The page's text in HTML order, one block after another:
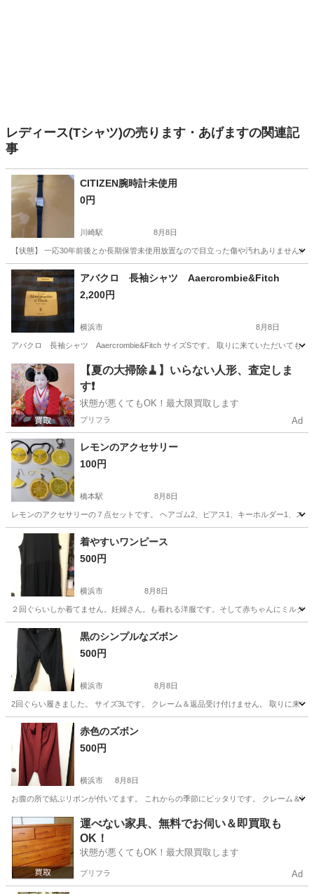
レディース(Tシャツ)の売ります・あげますの関連記
事
CITIZEN腕時計未使用
0円
川崎駅 8月8日
【状態】 一応30年前後とか長期保管未使用放置なので目立った傷や汚れありません
神奈川 川崎市 川崎駅 アクセサリー
アバクロ 長袖シャツ Aaercrombie&Fitch
2,200円
横浜市 8月8日
アバクロ 長袖シャツ Aaercrombie&Fitch サイズSです。 取りに来ていただいても、
神奈川 シャツ アバクロ
【夏の大掃除🧹】いらない人形、査定しま
す❗️
状態が悪くてもOK！最大限買取します
プリフラ Ad
レモンのアクセサリー
100円
橋本駅 8月8日
レモンのアクセサリーの７点セットです。 ヘアゴム2、ピアス1、キーホルダー1、ス
神奈川 相模原市 橋本駅 アクセサリー
着やすいワンピース
500円
横浜市 8月8日
２回ぐらいしか着てません。妊婦さん。も着れる洋服です。そして赤ちゃんにミルク
神奈川 横浜市 ワンピース ミルク
黒のシンプルなズボン
500円
横浜市 8月8日
2回ぐらい履きました。 サイズ3Lです。 クレーム＆返品受け付けません。 取りに来て
神奈川 横浜市 服/ファッション
赤色のズボン
500円
横浜市 8月8日
お腹の所で結ぶリボンが付いてます。 これからの季節にピッタリです。 クレーム＆返
神奈川 横浜市 服/ファッション ズボン
運べない家具、無料でお伺い＆即買取も
OK！
状態が悪くてもOK！最大限買取します
プリフラ Ad